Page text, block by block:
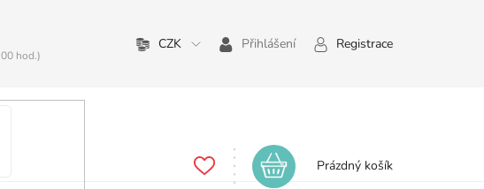
hod.)
CZK Přihlášení Registrace
Nákupní
Prázdný košík